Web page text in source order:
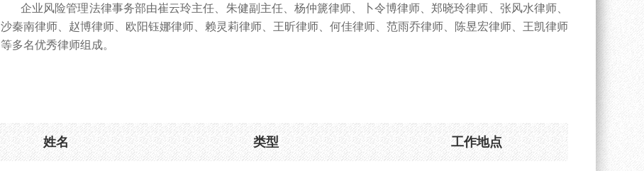
企业风险管理法律事务部由崔云玲主任、朱健副主任、杨仲篪律师、 卜令博律师 、郑晓玲律师、张风水律师、
沙秦南律师、赵博律师、 欧阳钰娜律师、赖灵莉律师、 王昕律师、 何佳律师、 范雨乔律师、 陈昱宏律师、 王凯律师
等多名优秀律师组成。
姓名 类型 工作地点